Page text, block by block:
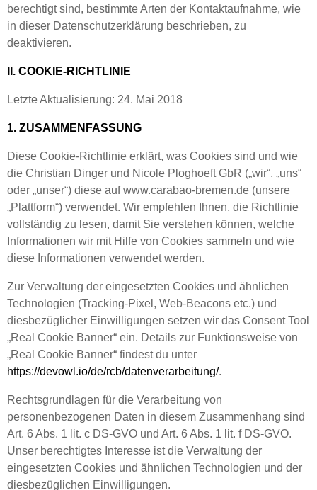
berechtigt sind, bestimmte Arten der Kontaktaufnahme, wie
in dieser Datenschutzerklärung beschrieben, zu
deaktivieren.
II. COOKIE-RICHTLINIE
Letzte Aktualisierung: 24. Mai 2018
1. ZUSAMMENFASSUNG
Diese Cookie-Richtlinie erklärt, was Cookies sind und wie
die Christian Dinger und Nicole Ploghoeft GbR („wir“, „uns“
oder „unser“) diese auf www.carabao-bremen.de (unsere
„Plattform“) verwendet. Wir empfehlen Ihnen, die Richtlinie
vollständig zu lesen, damit Sie verstehen können, welche
Informationen wir mit Hilfe von Cookies sammeln und wie
diese Informationen verwendet werden.
Zur Verwaltung der eingesetzten Cookies und ähnlichen
Technologien (Tracking-Pixel, Web-Beacons etc.) und
diesbezüglicher Einwilligungen setzen wir das Consent Tool
„Real Cookie Banner“ ein. Details zur Funktionsweise von
„Real Cookie Banner“ findest du unter
https://devowl.io/de/rcb/datenverarbeitung/.
Rechtsgrundlagen für die Verarbeitung von
personenbezogenen Daten in diesem Zusammenhang sind
Art. 6 Abs. 1 lit. c DS-GVO und Art. 6 Abs. 1 lit. f DS-GVO.
Unser berechtigtes Interesse ist die Verwaltung der
eingesetzten Cookies und ähnlichen Technologien und der
diesbezüglichen Einwilligungen.